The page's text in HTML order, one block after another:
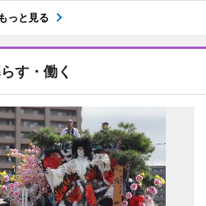
もっと見る
す・働く